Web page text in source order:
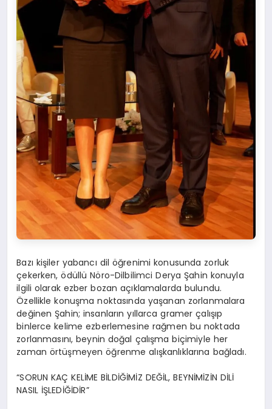
Bazı kişiler yabancı dil öğrenimi konusunda zorluk
çekerken, ödüllü Nöro-Dilbilimci Derya Şahin konuyla
ilgili olarak ezber bozan açıklamalarda bulundu.
Özellikle konuşma noktasında yaşanan zorlanmalara
değinen Şahin; insanların yıllarca gramer çalışıp
binlerce kelime ezberlemesine rağmen bu noktada
zorlanmasını, beynin doğal çalışma biçimiyle her
zaman örtüşmeyen öğrenme alışkanlıklarına bağladı.
“SORUN KAÇ KELİME BİLDİĞİMİZ DEĞİL, BEYNİMİZİN DİLİ
NASIL İŞLEDİĞİDİR”